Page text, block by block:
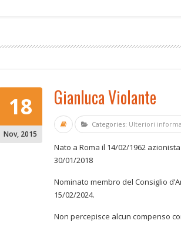
18
Nov, 2015
Gianluca Violante
Categories: Ulteriori
Nato a Roma il 14/02/1962
30/01/2018
Nominato membro del Consiglio
15/02/2024.
Non percepisce alcun compenso